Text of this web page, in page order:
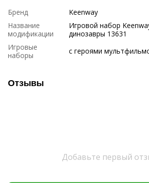
Бренд
Keenway
Название
модификации
Игровой набор
динозавры 13631
Игровые
наборы
с героями
Отзывы
Добавьте первый